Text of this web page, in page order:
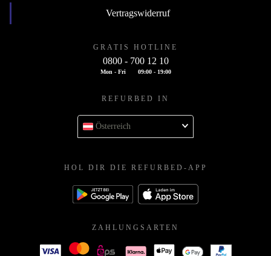
Vertragswiderruf
GRATIS HOTLINE
0800 - 700 12 10
Mon - Fri 09:00 - 19:00
REFURBED IN
Österreich
HOL DIR DIE REFURBED-APP
ZAHLUNGSARTEN